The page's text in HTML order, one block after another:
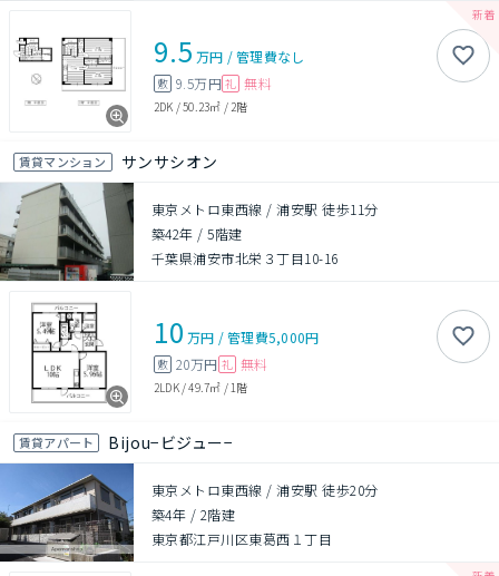
9.5 万円 /管理費なし
敷 9.5万円 礼 無料
2DK /50.23㎡ / 2階
賃貸マンション サンサシオン
東京メトロ東西線 / 浦安駅 徒歩11分
築42年 /5階建
千葉県浦安市北栄３丁目10-16
10 万円 /管理費5,000円
敷 20万円 礼 無料
2LDK/49.7㎡ / 1階
賃貸アパート Bijou−ビジュー−
東京メトロ東西線 / 浦安駅 徒歩20分
築4年 / 2階建
東京都江戸川区東葛西１丁目